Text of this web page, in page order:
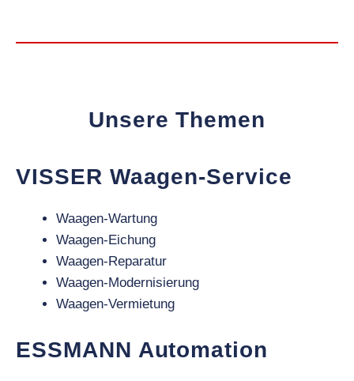
Unsere Themen
VISSER Waagen-Service
Waagen-Wartung
Waagen-Eichung
Waagen-Reparatur
Waagen-Modernisierung
Waagen-Vermietung
ESSMANN Automation